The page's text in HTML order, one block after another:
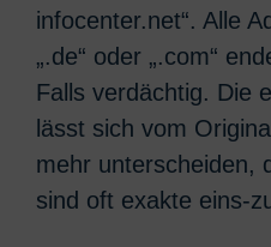
infocenter.net“. Alle
„.de“ oder „.com“
Falls verdächtig. Die
lässt sich vom
mehr unterscheiden,
sind oft exakte eins-